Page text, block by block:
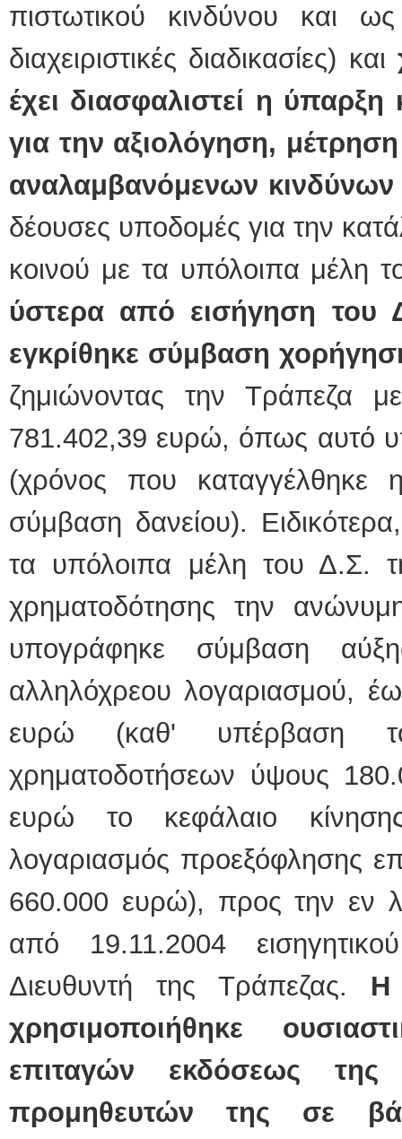
πιστωτικού κινδύνου και
διαχειριστικές διαδικασίες) και
έχει διασφαλιστεί η
για την αξιολόγηση,
αναλαμβανόμενων κινδύνων
δέουσες υποδομές για την
κοινού με τα υπόλοιπα μέλη
ύστερα από εισήγηση του
εγκρίθηκε σύμβαση
ζημιώνοντας την Τράπεζα
781.402,39 ευρώ, όπως αυτό
(χρόνος που καταγγέλθηκε
σύμβαση δανείου).
τα υπόλοιπα μέλη του Δ.Σ.
χρηματοδότησης την
υπογράφηκε σύμβαση
αλληλόχρεου λογαριασμού,
ευρώ (καθ' υπέρβαση
χρηματοδοτήσεων ύψους
ευρώ το κεφάλαιο
λογαριασμός προεξόφλησης
660.000 ευρώ), προς την εν
από 19.11.2004
Διευθυντή της Τράπεζας. Η
χρησιμοποιήθηκε
επιταγών εκδόσεως της
προμηθευτών της σε